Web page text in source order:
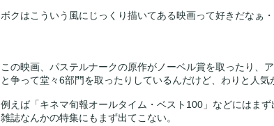
ボクはこういう風にじっくり描いてある映画って好きだなぁ・
この映画、パステルナークの原作がノーベル賞を取ったり、
と争って堂々6部門を取ったりしているんだけど、わりと人気
例えば「キネマ旬報オールタイム・ベスト100」などにはま
雑誌なんかの特集にもまず出てこない。